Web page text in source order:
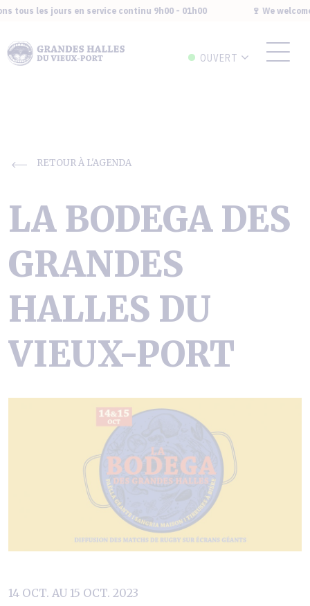
tous les jours en service continu 9h00 - 01h00 🍷 We
OUVERT
RETOUR À L'AGENDA
LA BODEGA DES
GRANDES
HALLES DU
VIEUX-PORT
14 OCT. AU 15 OCT. 2023